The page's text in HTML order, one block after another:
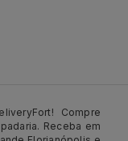
Compre
Receba em